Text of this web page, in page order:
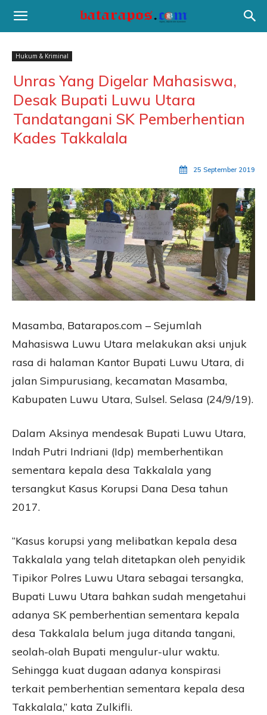
Hukum & Kriminal
Unras Yang Digelar Mahasiswa,
Desak Bupati Luwu Utara
Tandatangani SK Pemberhentian
Kades Takkalala
25 September 2019
Masamba, Batarapos.com – Sejumlah
Mahasiswa Luwu Utara melakukan aksi unjuk
rasa di halaman Kantor Bupati Luwu Utara, di
jalan Simpurusiang, kecamatan Masamba,
Kabupaten Luwu Utara, Sulsel. Selasa (24/9/19).
Dalam Aksinya mendesak Bupati Luwu Utara,
Indah Putri Indriani (Idp) memberhentikan
sementara kepala desa Takkalala yang
tersangkut Kasus Korupsi Dana Desa tahun
2017.
“Kasus korupsi yang melibatkan kepala desa
Takkalala yang telah ditetapkan oleh penyidik
Tipikor Polres Luwu Utara sebagai tersangka,
Bupati Luwu Utara bahkan sudah mengetahui
adanya SK pemberhentian sementara kepala
desa Takkalala belum juga ditanda tangani,
seolah-olah Bupati mengulur-ulur waktu.
Sehingga kuat dugaan adanya konspirasi
terkait pemberhentian sementara kepala desa
Takkalala,” kata Zulkifli.